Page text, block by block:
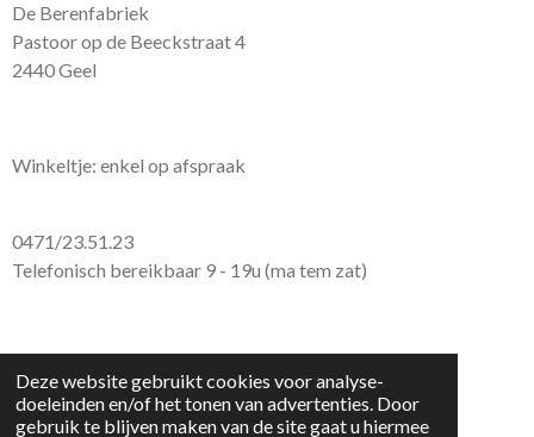
Deze website gebruikt cookies voor analyse-
doeleinden en/of het tonen van advertenties. Door
gebruik te blijven maken van de site gaat u hiermee
De Berenfabriek
Pastoor op de Beeckstraat 4
2440 Geel
Winkeltje: enkel op afspraak
0471/23.51.23
Telefonisch bereikbaar 9 - 19u (ma tem zat)